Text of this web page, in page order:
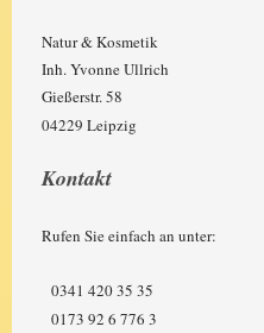
Natur & Kosmetik
Inh. Yvonne Ullrich
Gießerstr. 58
04229 Leipzig
Kontakt
Rufen Sie einfach an unter:
0341 420 35 35
0173 92 6 776 3